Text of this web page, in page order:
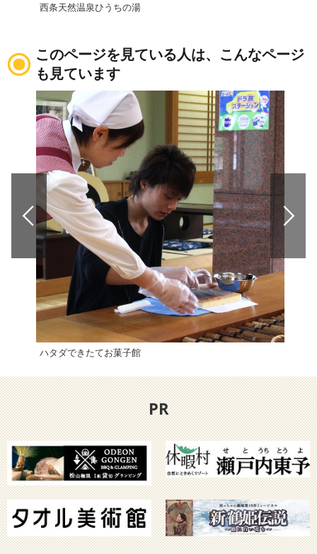
西条天然温泉ひうちの湯
このページを見ている人は、こんなページ
も見ています
ハタダできたてお菓子館
PR